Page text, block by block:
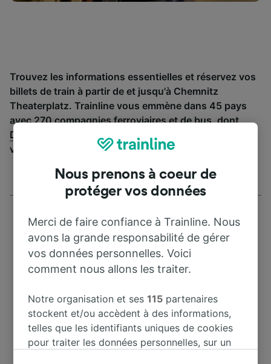
Trouvez les informations essentielles et réservez vos
billets de train à partir de et jusqu'à Chemnitz
Theaterplatz. Trainline vous emmène dans 45 pays
avec 270 compagnies ferroviaires et de bus, dont
Deutsche Bahn
. Découvrez jusqu’où vous pouvez
voyager avec Trainline aujourd’hui.
Adresse
Deutschland
Nous prenons à coeur de
protéger vos données
Merci de faire confiance à Trainline. Nous
avons la grande responsabilité de gérer
vos données personnelles. Voici
comment nous allons les traiter.
Notre organisation et ses115 partenaires
stockent et/ou accèdent à des informations,
telles que les identifiants uniques de cookies
pour traiter les données personnelles, sur un